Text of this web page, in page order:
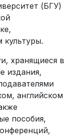
(БГУ)
культуры.
хранящиеся в
издания,
английском
пособия,